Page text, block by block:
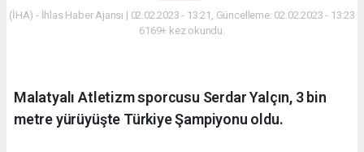
(İHA) - İhlas Haber Ajansı | 02.02.2023 - 13:21, Güncelleme: 02.02.2023 - 13:23
6169+ kez okundu.
Malatyalı Atletizm sporcusu Serdar Yalçın, 3 bin
metre yürüyüşte Türkiye Şampiyonu oldu.